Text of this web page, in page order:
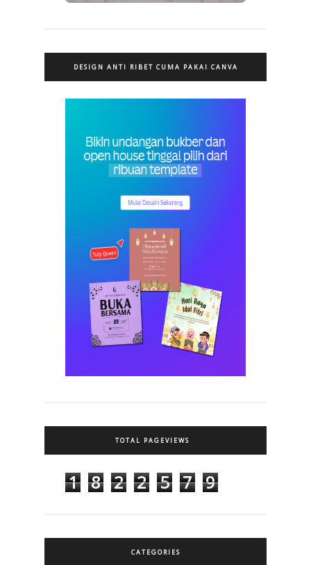
DESIGN ANTI RIBET CUMA PAKAI CANVA
TOTAL PAGEVIEWS
1 8 2 2 5 7 9
CATEGORIES